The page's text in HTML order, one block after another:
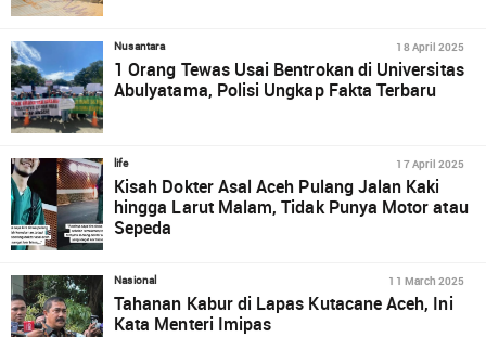
Nusantara 18 April 2025
1 Orang Tewas Usai Bentrokan di Universitas
Abulyatama, Polisi Ungkap Fakta Terbaru
life 17 April 2025
Kisah Dokter Asal Aceh Pulang Jalan Kaki
hingga Larut Malam, Tidak Punya Motor atau
Sepeda
Nasional 11 March 2025
Tahanan Kabur di Lapas Kutacane Aceh, Ini
Kata Menteri Imipas